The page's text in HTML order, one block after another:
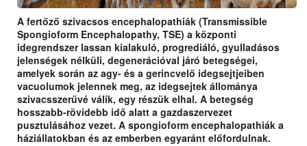
A fertőző szivacsos encephalopathiák (Transmissible
Spongioform Encephalopathy, TSE) a központi
idegrendszer lassan kialakuló, progrediáló, gyulladásos
jelenségek nélküli, degenerációval járó betegségei,
amelyek során az agy- és a gerincvelő idegsejtjeiben
vacuolumok jelennek meg, az idegsejtek állománya
szivacsszerűvé válik, egy részük elhal. A betegség
hosszabb-rövidebb idő alatt a gazdaszervezet
pusztulásához vezet. A spongioform encephalopathiák a
háziállatokban és az emberben egyaránt előfordulnak.